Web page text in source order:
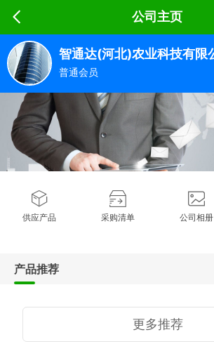
公司主页
智通达(河北)农业科技有限
普通会员
供应产品 采购清单 公司相册
产品推荐
更多推荐